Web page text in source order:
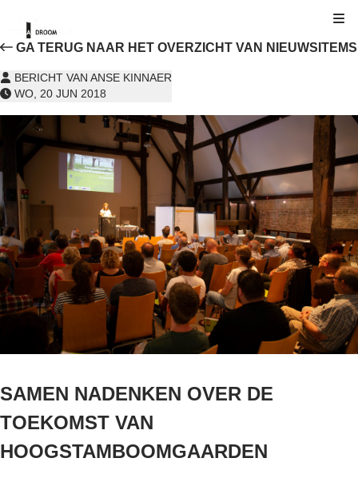
GA TERUG NAAR HET OVERZICHT VAN NIEUWSITEMS
BERICHT VAN ANSE KINNAER
WO, 20 JUN 2018
SAMEN NADENKEN OVER DE
TOEKOMST VAN
HOOGSTAMBOOMGAARDEN